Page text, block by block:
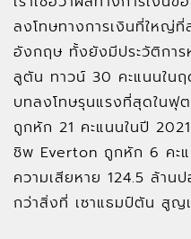
ลงโทษทางการเงินที่ใหญ่
อังกฤษ ทั้งยังมีประวัติการ
ลูตัน ทาวน์ 30 คะแนนใน
บทลงโทษรุนแรงที่สุดใน
ถูกหัก 21 คะแนนในปี
ชิพ Everton ถูกหัก 6 คะ
ความเสียหาย 124.5 ล้าน
กว่าสิ่งที่ เซาแธมป์ตัน สูญ